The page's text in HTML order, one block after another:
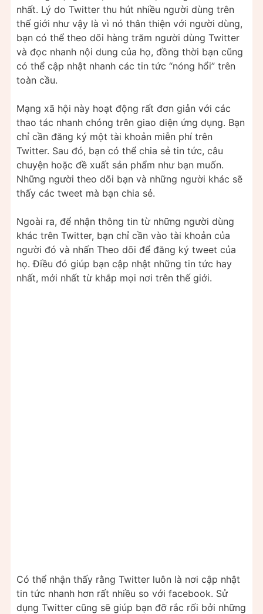
nhất. Lý do Twitter thu hút nhiều người dùng trên
thế giới như vậy là vì nó thân thiện với người dùng,
bạn có thể theo dõi hàng trăm người dùng Twitter
và đọc nhanh nội dung của họ, đồng thời bạn cũng
có thể cập nhật nhanh các tin tức “nóng hổi” trên
toàn cầu.
Mạng xã hội này hoạt động rất đơn giản với các
thao tác nhanh chóng trên giao diện ứng dụng. Bạn
chỉ cần đăng ký một tài khoản miễn phí trên
Twitter. Sau đó, bạn có thể chia sẻ tin tức, câu
chuyện hoặc đề xuất sản phẩm như bạn muốn.
Những người theo dõi bạn và những người khác sẽ
thấy các tweet mà bạn chia sẻ.
Ngoài ra, để nhận thông tin từ những người dùng
khác trên Twitter, bạn chỉ cần vào tài khoản của
người đó và nhấn Theo dõi để đăng ký tweet của
họ. Điều đó giúp bạn cập nhật những tin tức hay
nhất, mới nhất từ khắp mọi nơi trên thế giới.
Có thể nhận thấy rằng Twitter luôn là nơi cập nhật
tin tức nhanh hơn rất nhiều so với facebook. Sử
dụng Twitter cũng sẽ giúp bạn đỡ rắc rối bởi những